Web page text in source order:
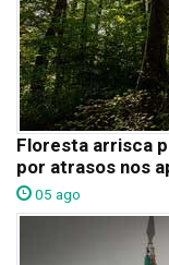
Floresta arrisca
por atrasos nos
05 ago